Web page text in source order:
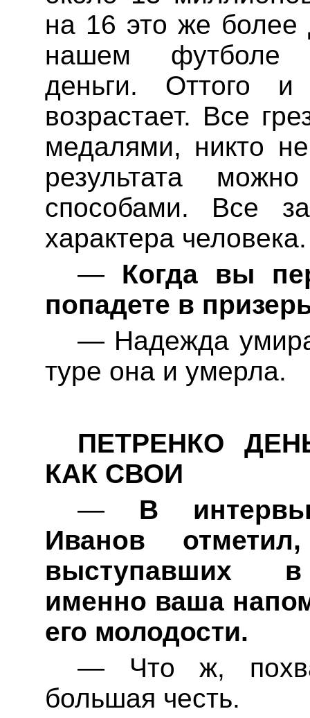
на 16 это же более
нашем футболе
деньги. Оттого и
возрастает. Все
медалями, никто
результата
способами. Все
характера человека.
—Когда вы
попадете в
— Надежда
туре она и умерла.
ПЕТРЕНКО
КАК СВОИ
—В
Иванов
выступавших в
именно ваша
его молодости.
— Что ж,
большая честь.